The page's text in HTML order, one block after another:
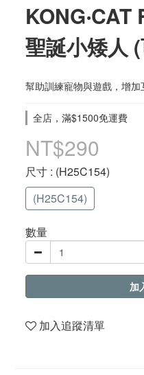
聖誕小矮人
幫助訓練寵物與遊戲，增加
全店，滿$1500免運費
NT$290
尺寸 : (H25C154)
(H25C154)
數量
加
加入追蹤清單